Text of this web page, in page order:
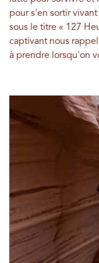
pour s'en sortir
sous le titre « 127
captivant nous
à prendre lorsqu'on